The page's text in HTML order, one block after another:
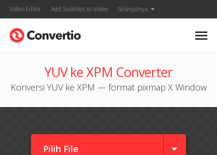
Video Editor Add Subtitles to Video Selanjutnya
YUV ke XPM Converter
Konversi YUV ke XPM — format pixmap X Window
Pilih File